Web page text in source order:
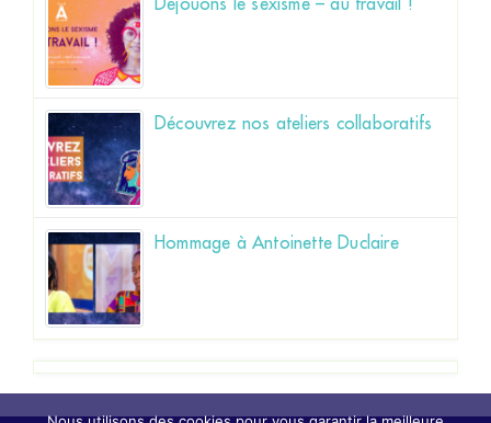
Déjouons le sexisme – au travail !
Découvrez nos ateliers collaboratifs
Hommage à Antoinette Duclaire